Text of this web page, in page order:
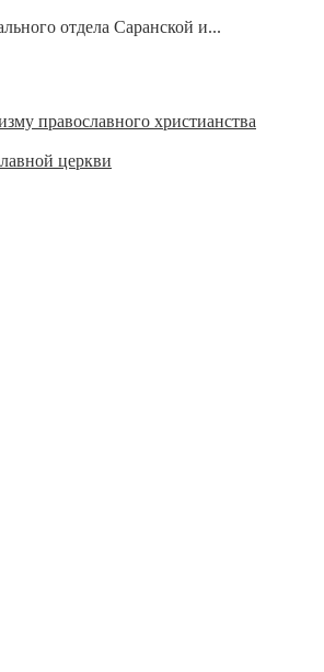
отдела Саранской и...
православного христианства
церкви